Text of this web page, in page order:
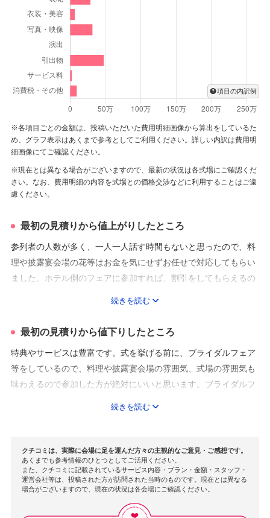
言葉も、これから結婚式を挙げられる方々にとても参考に
して頂けるポイントかと存じます。KKRホテルでは、年に2
回（2月・8月）に【BIG Fes】と申します大きなフェアを
開催致しております。
2020年は2月9日（日）に開催致します。フェア当日は、全
館ウェディング仕様になっております。婚礼料理展示・引
ム・親御様の衣裳と結婚式に必要な内容を一同に揃えてお
ります。フェア特典もご用意しております。また、模擬人
前式＆模擬披露宴も行いますので、これからの参考にして
頂く事が出来ます。
なんか様は、お衣裳をお持ち込みされましたが、ホテル内
に店舗がございますので、衣裳のラインナップも幅広く、
多数ご用意致しています。和装・洋装ともにお好みのお衣
い様に心がけております。
ご多忙の中沢山のお声を頂き、スタッフ一同これからもよ
り一層頑張って参ります。
おふたりの末永いお幸せを心より願っております。
項目の内訳例
※各項目ごとの金額は、投稿いただいた費用明細画像から算出をしているた
め、グラフ表示はあくまで参考としてご利用ください。詳しい内訳は費用明
細画像にてご確認ください。
※現在とは異なる場合がございますので、最新の状況は各式場にご確認くだ
さい。なお、費用明細の内容を式場との価格交渉などに利用することはご遠
慮ください。
最初の見積りから値上がりしたところ
参列者の人数が多く、一人一人話す時間もないと思ったので、料
理や披露宴会場の花等はお金を気にせずお任せで対応してもらい
ました。ホテル側のフェアに参加すれば、割引をしてもらえるの
たのかもしれないですが、一生に一度ということで別のところで
衣装は借りました。私の場合は持ち込み料はかからずにしてくだ
さったので大変助かりましたが、どの結婚式場でも持ち込み料は
発生するのが普通のようです。提携先のドレスも素敵なものがた
くさんあったので、安く済ませたいという方はそちらをオススメ
て安くなることもあるのでプランナーさんによく相談する方がい
いと思います。作る時間等を考えると、頼んだ方が安くなる場合
もありました。
続きを読む
最初の見積りから値下りしたところ
特典やサービスは豊富です。式を挙げる前に、ブライダルフェア
等をしているので、料理や披露宴会場の雰囲気、式場の雰囲気も
味わえるので参加した方が絶対にいいと思います。ブライダルフ
が、両親とともに足を運んで少しでも安く澄ませようとがんばり
ました（笑）
プチギフト等に関しては、持ち込んで貰っても大丈夫だと言われ
たので、ネットで注文をさせていただきました。前日や、式の1
週間前にホテルに届くようにしてくれても構わないと言われたの
続きを読む
クチコミは、実際に会場に足を運んだ方々の主観的なご意見・ご感想です。
あくまでも参考情報のひとつとしてご活用ください。
また、クチコミに記載されているサービス内容・プラン・金額・スタッフ・
運営会社等は、投稿された方が訪問された当時のものです。現在とは異なる
場合がございますので、現在の状況は各会場にご確認ください。